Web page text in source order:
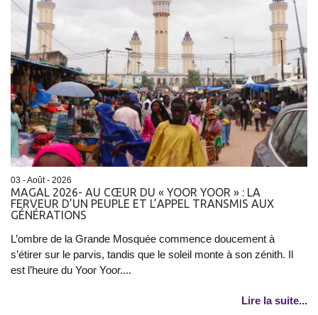
03 - Août - 2026
MAGAL 2026- AU CŒUR DU « YOOR YOOR » : LA
FERVEUR D’UN PEUPLE ET L’APPEL TRANSMIS AUX
GÉNÉRATIONS
L’ombre de la Grande Mosquée commence doucement à
s’étirer sur le parvis, tandis que le soleil monte à son zénith. Il
est l’heure du Yoor Yoor....
Lire la suite...